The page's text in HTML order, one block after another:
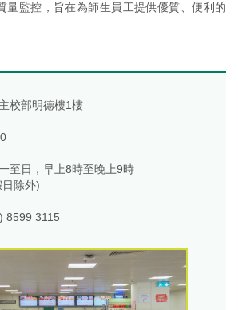
量監控，旨在為師生員工提供優質、便利的
校部明德樓1樓
至日，早上8時至晚上9時
日除外)
8599 3115